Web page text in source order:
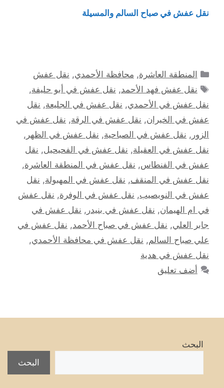
نقل عفش في صباح السالم والمسيلة
التصنيفات
المنطقة العاشرة, محافظة الأحمدي, نقل عفش
الوسوم
نقل عفش فهد الأحمد, نقل عفش في أبو حليفة,
نقل عفش في الأحمدي, نقل عفش في الجليعة, نقل
عفش في الخيران, نقل عفش في الرقة, نقل عفش في
الزور , نقل عفش في الصباحية, نقل عفش في الظهر ,
نقل عفش في العقيلة, نقل عفش في الفحيحيل, نقل
عفش في الفنطاس, نقل عفش في المنطقة العاشرة,
نقل عفش في المنقف, نقل عفش في المهبولة, نقل
عفش في النويصيب, نقل عفش في الوفرة, نقل عفش
في ام الهيمان, نقل عفش في بنيدر , نقل عفش في
جابر العلي, نقل عفش في صباح الأحمد, نقل عفش في
علي صباح السالم, نقل عفش في محافظة الأحمدي,
نقل عفش في هدية
أضف تعليق
البحث
البحث